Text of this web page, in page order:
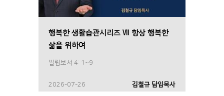
행복한 생활습관시리즈 Ⅶ 항상 행복한
삶을 위하여
빌립보서 4: 1~9
2026-07-26 김철규 담임목사